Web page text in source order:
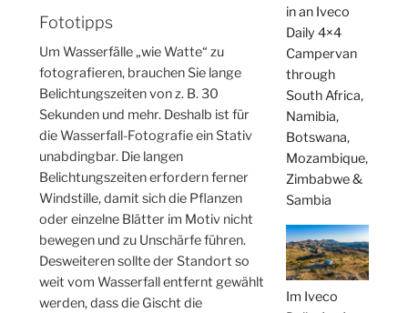
Fototipps
Um Wasserfälle „wie Watte“ zu
fotografieren, brauchen Sie lange
Belichtungszeiten von z. B. 30
Sekunden und mehr. Deshalb ist für
die Wasserfall-Fotografie ein Stativ
unabdingbar. Die langen
Belichtungszeiten erfordern ferner
Windstille, damit sich die Pflanzen
oder einzelne Blätter im Motiv nicht
bewegen und zu Unschärfe führen.
Desweiteren sollte der Standort so
weit vom Wasserfall entfernt gewählt
werden, dass die Gischt die
in an Iveco
Daily 4×4
Campervan
through
South Africa,
Namibia,
Botswana,
Mozambique,
Zimbabwe &
Sambia
Im Iveco